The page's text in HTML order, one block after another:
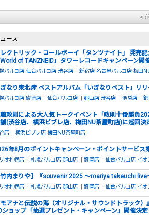
ース
クトリック・コールボーイ「タンツナイト」 発売
World of TANZNEID」タワーレコードキャンペーン開
パルコ店 仙台パルコ店 渋谷店 新宿店 名古屋パルコ店 梅田
なり東北産 ベストアルバム「いぎなりベスト」リ
パルコ店 盛岡店 仙台パルコ店 郡山店 渋谷店 池袋店
政則による⼤⼈気トークイベント「政則⼗番勝負
(渋⾕店、横浜ビブレ店、梅⽥NU茶屋町店)に巡回決
店 横浜ビブレ店 梅田NU茶屋町店
年8月のポイントキャンペーン・ポイントサービス
オ札幌店 札幌パルコ店 郡山店 盛岡店 仙台パルコ店 イオ
竹内まりや】『souvenir 2025 ～mariya takeuchi
オ札幌店 札幌パルコ店 郡山店 盛岡店 仙台パルコ店 イオ
モアナと伝説の海（オリジナル・サウンドトラック）
ショップ「抽選プレゼント・キャンペーン」開催決